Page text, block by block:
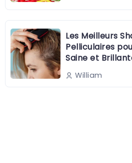
Les Meilleurs
Pelliculaires
Saine et
William